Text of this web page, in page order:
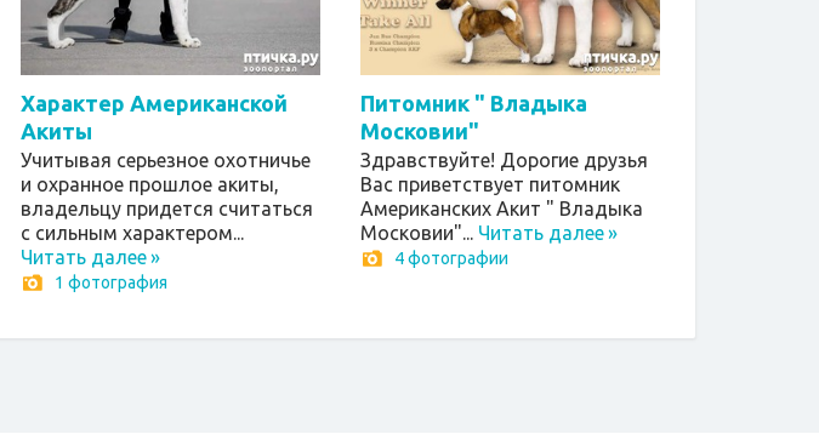
Характер Американской
Акиты
Учитывая серьезное охотничье
и охранное прошлое акиты,
владельцу придется считаться
с сильным характером...
Читать далее»
1 фотография
Питомник " Владыка
Московии"
Здравствуйте! Дорогие друзья
Вас приветствует питомник
Американских Акит " Владыка
Московии"... Читать далее»
4 фотографии